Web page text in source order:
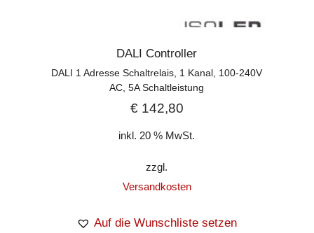
DALI Controller
DALI 1 Adresse Schaltrelais, 1 Kanal, 100-240V
AC, 5A Schaltleistung
€142,80
inkl. 20 % MwSt.
zzgl.
Versandkosten
Auf die Wunschliste setzen